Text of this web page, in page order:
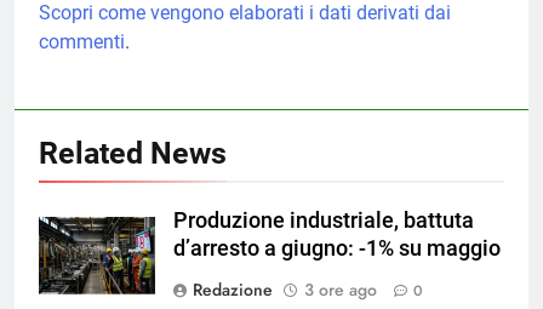
Scopri come vengono elaborati i dati derivati dai
commenti.
Related News
Produzione industriale, battuta
d’arresto a giugno: -1% su maggio
Redazione
3 ore ago 0